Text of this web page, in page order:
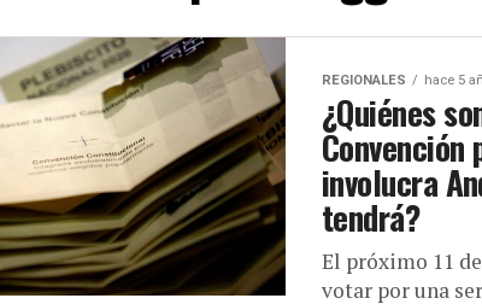
REGIONALES hace 5
¿Quiénes
involucra
tendrá?
El próximo 11
votar por una